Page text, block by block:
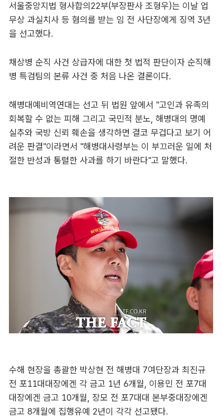
서울중앙지법 형사합의22부(부장판사 조형우)는 이날 업
무상 과실치사 등 혐의를 받는 임 전 사단장에게 징역 3년
을 선고했다.
채상병 순직 사건 상급자에 대한 첫 법적 판단이자 순직해
병 특검팀의 본류 사건 중 처음 나온 결론이다.
해병대예비역연대는 선고 뒤 법원 앞에서 "고인과 유족의
회복할 수 없는 피해 그리고 국민적 분노, 해병대의 명예
실추와 국방 신뢰 훼손을 생각하면 결코 무겁다고 보기 어
려운 판결"이라면서 "해병대사령부는 이 부끄러운 일에 처
절한 반성과 통렬한 사과를 하기 바란다"고 말했다.
수해 현장을 총괄한 박상현 전 해병대 7여단장과 최진규
전 포11대대장에겐 각 금고 1년 6개월, 이용민 전 포7대
대장에겐 금고 10개월, 장모 전 포7대대 본부중대장에겐
금고 8개월에 집행유예 2년이 각각 선고됐다.